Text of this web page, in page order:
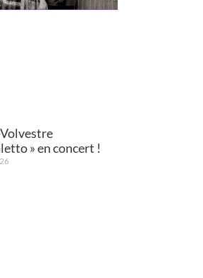
» en concert !